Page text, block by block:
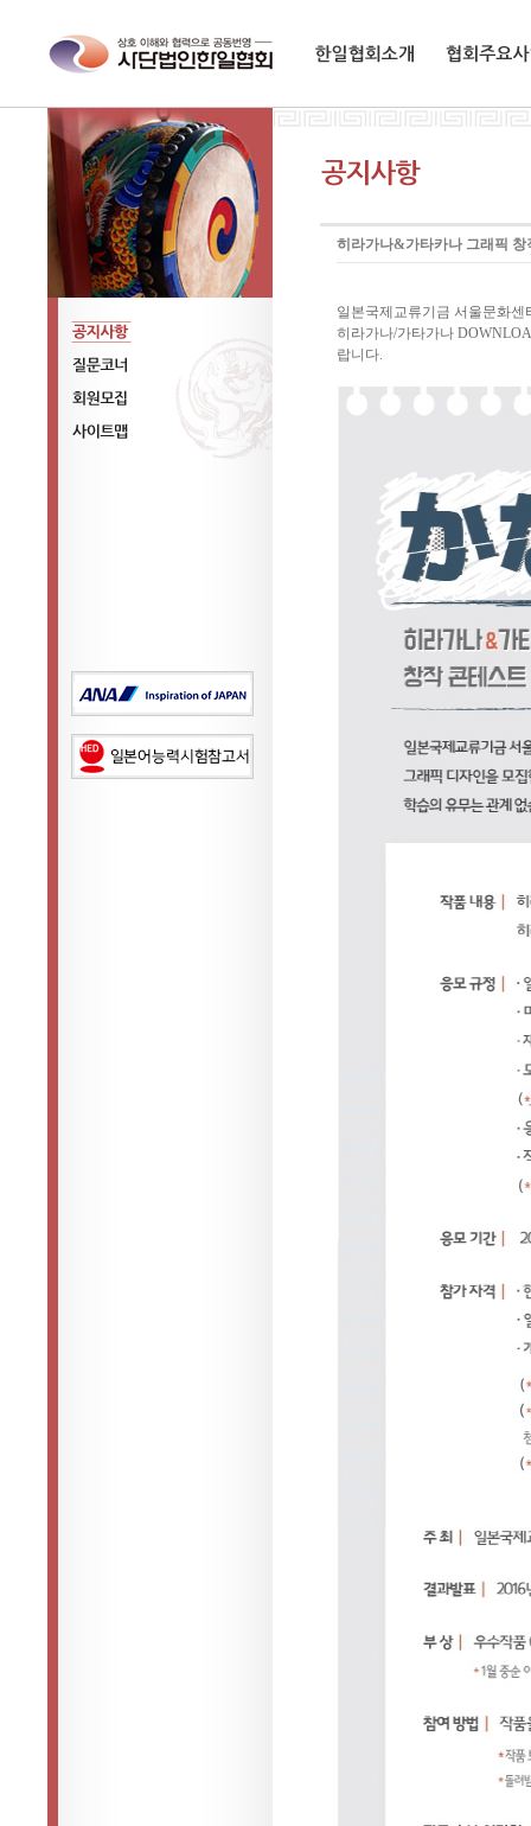
공지사항
질문코너
회원모집
히라가나&가타카나 그래픽 창
일본국제교류기금 서울문화
히라가나/가타가나
랍니다.